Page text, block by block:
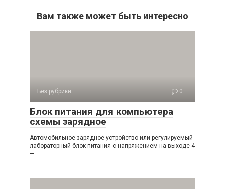
Вам также может быть интересно
Без рубрики 0
Блок питания для компьютера
схемы зарядное
Автомобильное зарядное устройство или регулируемый
лабораторный блок питания с напряжением на выходе 4
—